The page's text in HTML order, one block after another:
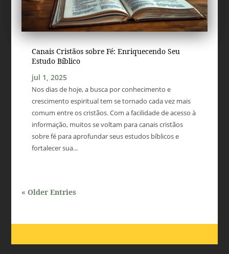
Canais Cristãos sobre Fé: Enriquecendo Seu
Estudo Bíblico
jul 1, 2025
Nos dias de hoje, a busca por conhecimento e
crescimento espiritual tem se tornado cada vez mais
comum entre os cristãos. Com a facilidade de acesso à
informação, muitos se voltam para canais cristãos
sobre fé para aprofundar seus estudos bíblicos e
fortalecer sua...
« Older Entries